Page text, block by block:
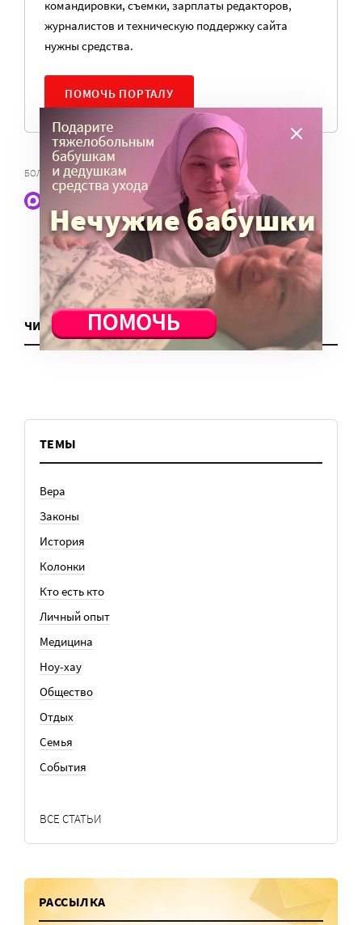
командировки, съемки, зарплаты редакторов,
журналистов и техническую поддержку сайта
нужны средства.
ПОМОЧЬ ПОРТАЛУ
БОЛЬНЫЕ И ИНВАЛИДЫ, ДОБРОВОЛЬЦЫ,ИНВАЛИДЫ
Наши статьи и новости в Max. Подпишитесь
ЧИТАТЬ ЕЩЕ
ТЕМЫ
Вера
Законы
История
Колонки
Кто есть кто
Личный опыт
Медицина
Ноу-хау
Общество
Отдых
Семья
События
ВСЕ СТАТЬИ
РАССЫЛКА